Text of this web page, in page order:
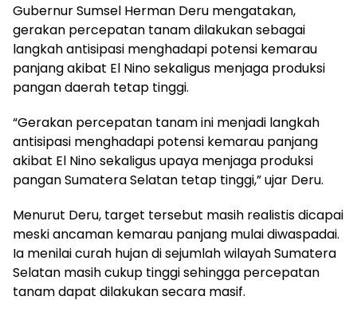
Gubernur Sumsel Herman Deru mengatakan,
gerakan percepatan tanam dilakukan sebagai
langkah antisipasi menghadapi potensi kemarau
panjang akibat El Nino sekaligus menjaga produksi
pangan daerah tetap tinggi.
“Gerakan percepatan tanam ini menjadi langkah
antisipasi menghadapi potensi kemarau panjang
akibat El Nino sekaligus upaya menjaga produksi
pangan Sumatera Selatan tetap tinggi,” ujar Deru.
Menurut Deru, target tersebut masih realistis dicapai
meski ancaman kemarau panjang mulai diwaspadai.
Ia menilai curah hujan di sejumlah wilayah Sumatera
Selatan masih cukup tinggi sehingga percepatan
tanam dapat dilakukan secara masif.